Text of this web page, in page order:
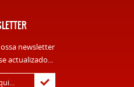
newsletter
actualizado...